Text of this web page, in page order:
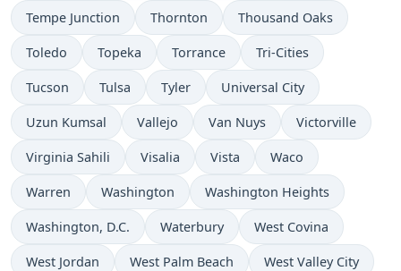
Tempe Junction Thornton Thousand Oaks
Toledo Topeka Torrance Tri-Cities
Tucson Tulsa Tyler Universal City
Uzun Kumsal Vallejo Van Nuys Victorville
Virginia Sahili Visalia Vista Waco
Warren Washington Washington Heights
Washington, D.C. Waterbury West Covina
West Jordan West Palm Beach West Valley City